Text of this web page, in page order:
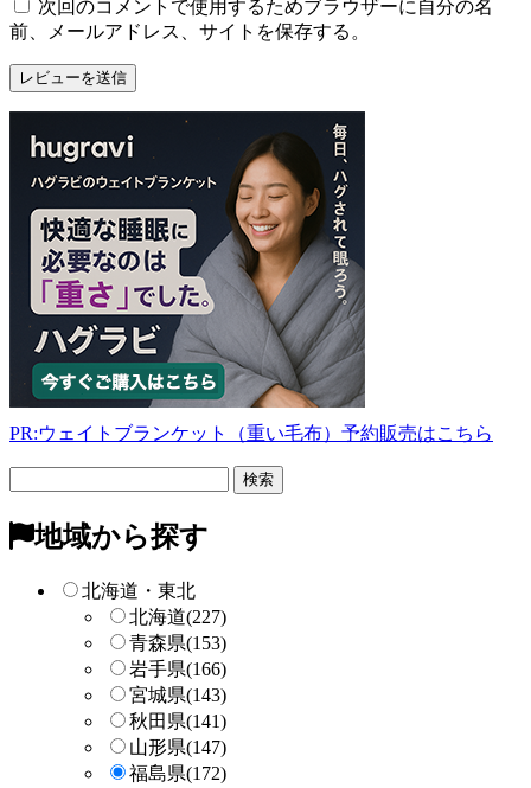
次回のコメントで使用するためブラウザーに自分の名
前、メールアドレス、サイトを保存する。
PR:ウェイトブランケット（重い毛布）予約販売はこちら
ー
検
地域から探す
北海道・東北
北海道(227)
青森県(153)
岩手県(166)
宮城県(143)
秋田県(141)
山形県(147)
福島県(172)